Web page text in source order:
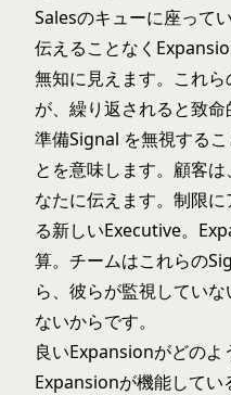
Salesのキューに座って
伝えることなく
無知に見えます。これ
が、繰り返されると致命
準備Signal を無視する
とを意味します。顧客
なたに伝えます。制限
る新しいExecutive。
算。チームはこれらの
ら、彼らが監視してい
ないからです。
良いExpansionがどのよ
Expansionが機能してい